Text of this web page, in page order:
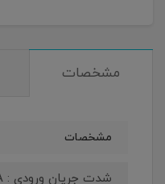
مشخصات
مشخصات
شدت جریان ورودی : 2A